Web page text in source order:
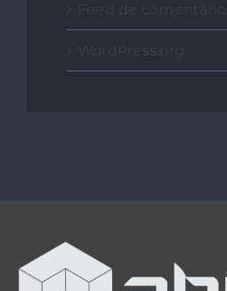
Feed de comentários
WordPress.org